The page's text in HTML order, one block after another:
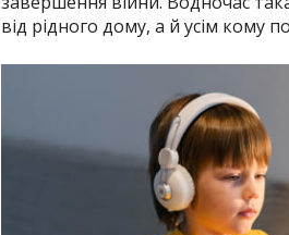
від рідного дому, а й усім кому